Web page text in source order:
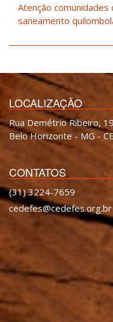
Atenção comunidades
saneamento
LOCALIZAÇÃO
Rua Demétrio Ribeiro,
Belo Horizonte - MG -
CONTATOS
(31) 3224-7659
cedefes@cedefes.org.br